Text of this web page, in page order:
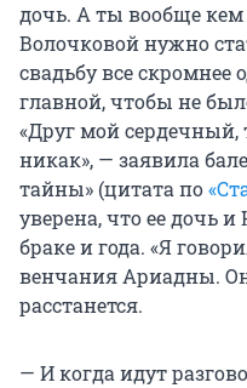
дочь. А ты вообще кем
Волочковой нужно
свадьбу все скромнее
главной, чтобы не
«Друг мой сердечный,
никак», — заявила
тайны» (цитата по
уверена, что ее дочь
браке и года. «Я
венчания Ариадны.
расстанется.
— И когда идут